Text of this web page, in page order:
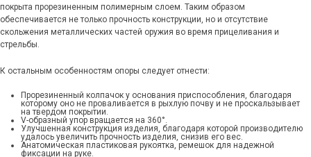
покрыта прорезиненным полимерным слоем. Таким образом
обеспечивается не только прочность конструкции, но и отсутствие
скольжения металлических частей оружия во время прицеливания и
стрельбы.
К остальным особенностям опоры следует отнести:
Прорезиненный колпачок у основания приспособления, благодаря
которому оно не проваливается в рыхлую почву и не проскальзывает
на твердом покрытии.
V-образный упор вращается на 360°.
Улучшенная конструкция изделия, благодаря которой производителю
удалось увеличить прочность изделия, снизив его вес.
Анатомическая пластиковая рукоятка, ремешок для надежной
фиксации на руке.